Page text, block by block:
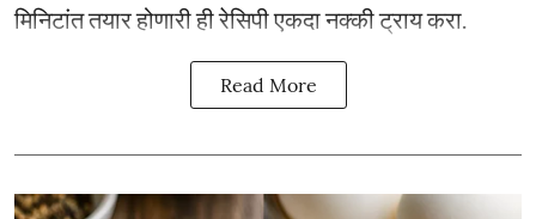
मिनिटांत तयार होणारी ही रेसिपी एकदा नक्की ट्राय करा.
Read More